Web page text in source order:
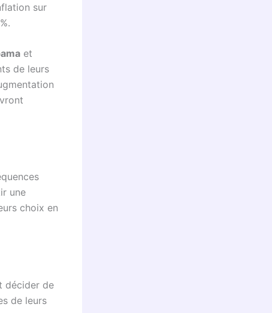
sur
et
de leurs
une
choix en
décider de
de leurs